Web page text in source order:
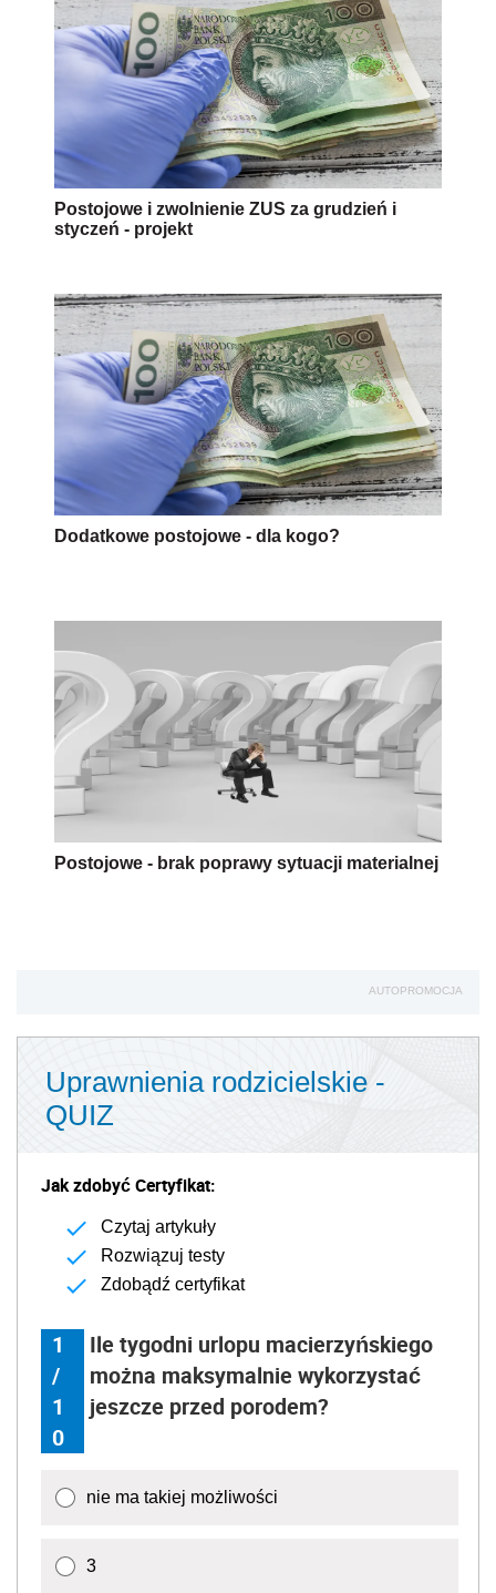
Postojowe i zwolnienie ZUS za grudzień i
styczeń - projekt
Dodatkowe postojowe - dla kogo?
Postojowe - brak poprawy sytuacji materialnej
AUTOPROMOCJA
Uprawnienia rodzicielskie -
QUIZ
Jak zdobyć Certyfikat:
Czytaj artykuły
Rozwiązuj testy
Zdobądź certyfikat
1
/
1
0
Ile tygodni urlopu macierzyńskiego
można maksymalnie wykorzystać
jeszcze przed porodem?
nie ma takiej możliwości
3